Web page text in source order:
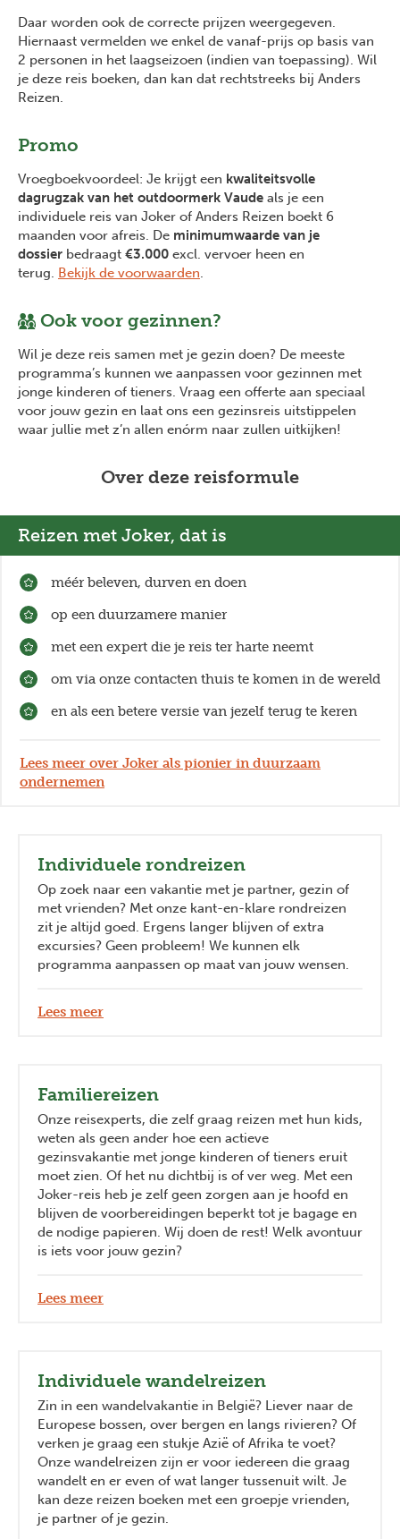
Daar worden ook de correcte prijzen weergegeven.
Hiernaast vermelden we enkel de vanaf-prijs op basis van
2 personen in het laagseizoen (indien van toepassing). Wil
je deze reis boeken, dan kan dat rechtstreeks bij Anders
Reizen.
Promo
Vroegboekvoordeel: Je krijgt een kwaliteitsvolle
dagrugzak van het outdoormerk Vaude als je een
individuele reis van Joker of Anders Reizen boekt 6
maanden voor afreis. De minimumwaarde van je
dossier bedraagt €3.000 excl. vervoer heen en
terug. Bekijk de voorwaarden.
Ook voor gezinnen?
Wil je deze reis samen met je gezin doen? De meeste
programma’s kunnen we aanpassen voor gezinnen met
jonge kinderen of tieners. Vraag een offerte aan speciaal
voor jouw gezin en laat ons een gezinsreis uitstippelen
waar jullie met z’n allen enórm naar zullen uitkijken!
Over deze reisformule
Reizen met Joker, dat is
méér beleven, durven en doen
op een duurzamere manier
met een expert die je reis ter harte neemt
om via onze contacten thuis te komen in de wereld
en als een betere versie van jezelf terug te keren
Lees meer over Joker als pionier in duurzaam
ondernemen
Individuele rondreizen
Op zoek naar een vakantie met je partner, gezin of
met vrienden? Met onze kant-en-klare rondreizen
zit je altijd goed. Ergens langer blijven of extra
excursies? Geen probleem! We kunnen elk
programma aanpassen op maat van jouw wensen.
Lees meer
Familiereizen
Onze reisexperts, die zelf graag reizen met hun kids,
weten als geen ander hoe een actieve
gezinsvakantie met jonge kinderen of tieners eruit
moet zien. Of het nu dichtbij is of ver weg. Met een
Joker-reis heb je zelf geen zorgen aan je hoofd en
blijven de voorbereidingen beperkt tot je bagage en
de nodige papieren. Wij doen de rest! Welk avontuur
is iets voor jouw gezin?
Lees meer
Individuele wandelreizen
Zin in een wandelvakantie in België? Liever naar de
Europese bossen, over bergen en langs rivieren? Of
verken je graag een stukje Azië of Afrika te voet?
Onze wandelreizen zijn er voor iedereen die graag
wandelt en er even of wat langer tussenuit wilt. Je
kan deze reizen boeken met een groepje vrienden,
je partner of je gezin.
Previous